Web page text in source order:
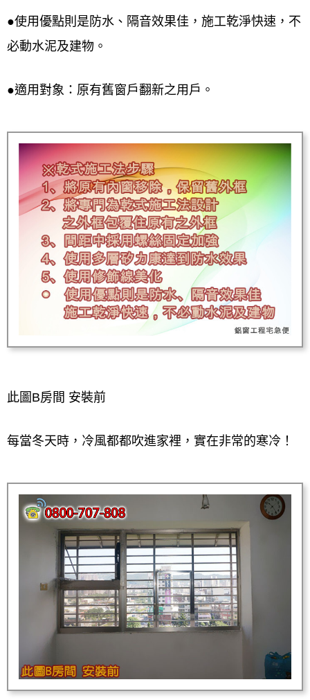
●使用優點則是防水、隔音效果佳，施工乾淨快速，不
必動水泥及建物。
●適用對象：原有舊窗戶翻新之用戶。
此圖B房間 安裝前
每當冬天時，冷風都都吹進家裡，實在非常的寒冷！